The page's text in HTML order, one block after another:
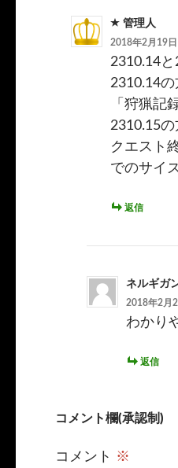
管理人
2018年2月19
2310.14
2310.14の
「狩猟記
2310.15の
クエスト
でのサイ
返信
ネルギガ
2018年2月
わかり
返信
コメント欄(承認制)
コメント ※